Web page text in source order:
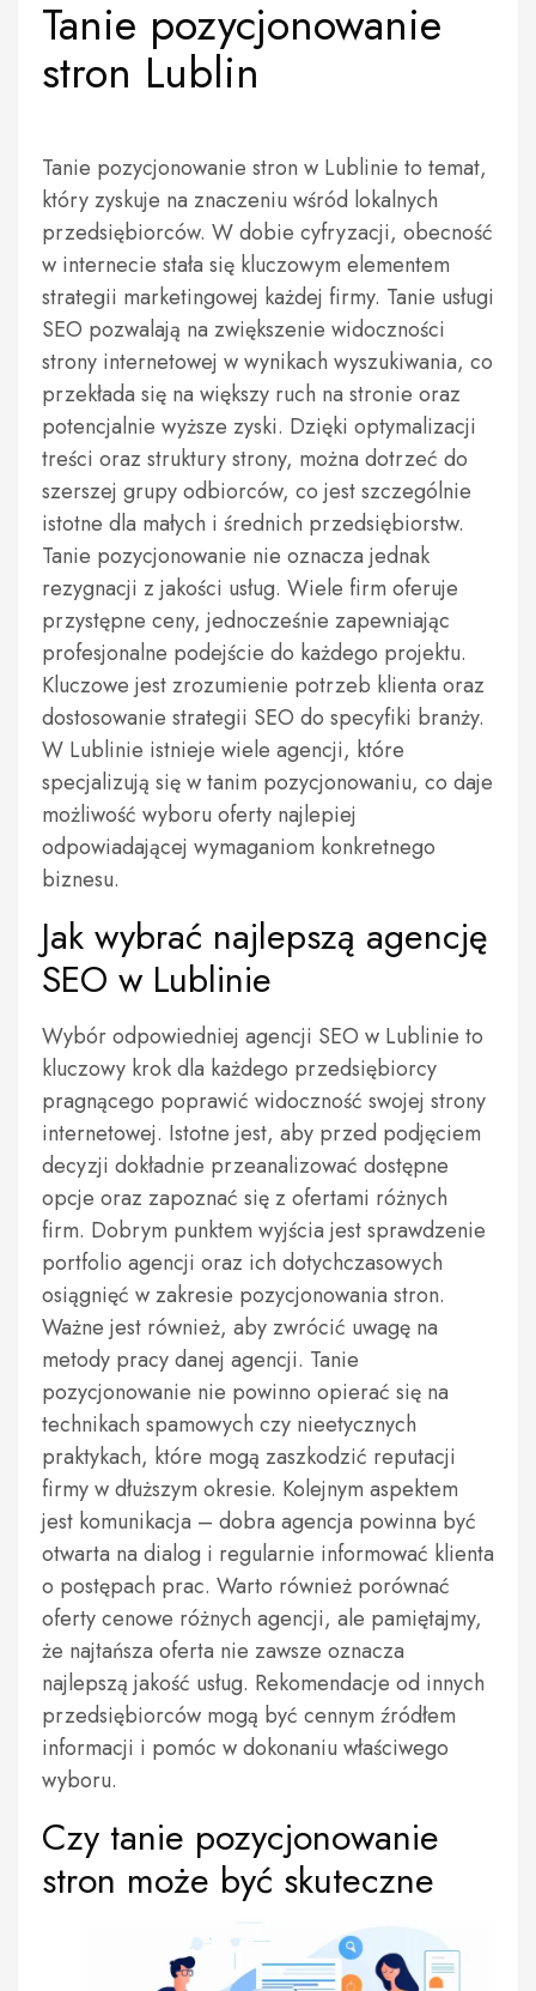
Tanie pozycjonowanie
stron Lublin
Tanie pozycjonowanie stron w Lublinie to temat,
który zyskuje na znaczeniu wśród lokalnych
przedsiębiorców. W dobie cyfryzacji, obecność
w internecie stała się kluczowym elementem
strategii marketingowej każdej firmy. Tanie usługi
SEO pozwalają na zwiększenie widoczności
strony internetowej w wynikach wyszukiwania, co
przekłada się na większy ruch na stronie oraz
potencjalnie wyższe zyski. Dzięki optymalizacji
treści oraz struktury strony, można dotrzeć do
szerszej grupy odbiorców, co jest szczególnie
istotne dla małych i średnich przedsiębiorstw.
Tanie pozycjonowanie nie oznacza jednak
rezygnacji z jakości usług. Wiele firm oferuje
przystępne ceny, jednocześnie zapewniając
profesjonalne podejście do każdego projektu.
Kluczowe jest zrozumienie potrzeb klienta oraz
dostosowanie strategii SEO do specyfiki branży.
W Lublinie istnieje wiele agencji, które
specjalizują się w tanim pozycjonowaniu, co daje
możliwość wyboru oferty najlepiej
odpowiadającej wymaganiom konkretnego
biznesu.
Jak wybrać najlepszą agencję
SEO w Lublinie
Wybór odpowiedniej agencji SEO w Lublinie to
kluczowy krok dla każdego przedsiębiorcy
pragnącego poprawić widoczność swojej strony
internetowej. Istotne jest, aby przed podjęciem
decyzji dokładnie przeanalizować dostępne
opcje oraz zapoznać się z ofertami różnych
firm. Dobrym punktem wyjścia jest sprawdzenie
portfolio agencji oraz ich dotychczasowych
osiągnięć w zakresie pozycjonowania stron.
Ważne jest również, aby zwrócić uwagę na
metody pracy danej agencji. Tanie
pozycjonowanie nie powinno opierać się na
technikach spamowych czy nieetycznych
praktykach, które mogą zaszkodzić reputacji
firmy w dłuższym okresie. Kolejnym aspektem
jest komunikacja – dobra agencja powinna być
otwarta na dialog i regularnie informować klienta
o postępach prac. Warto również porównać
oferty cenowe różnych agencji, ale pamiętajmy,
że najtańsza oferta nie zawsze oznacza
najlepszą jakość usług. Rekomendacje od innych
przedsiębiorców mogą być cennym źródłem
informacji i pomóc w dokonaniu właściwego
wyboru.
Czy tanie pozycjonowanie
stron może być skuteczne